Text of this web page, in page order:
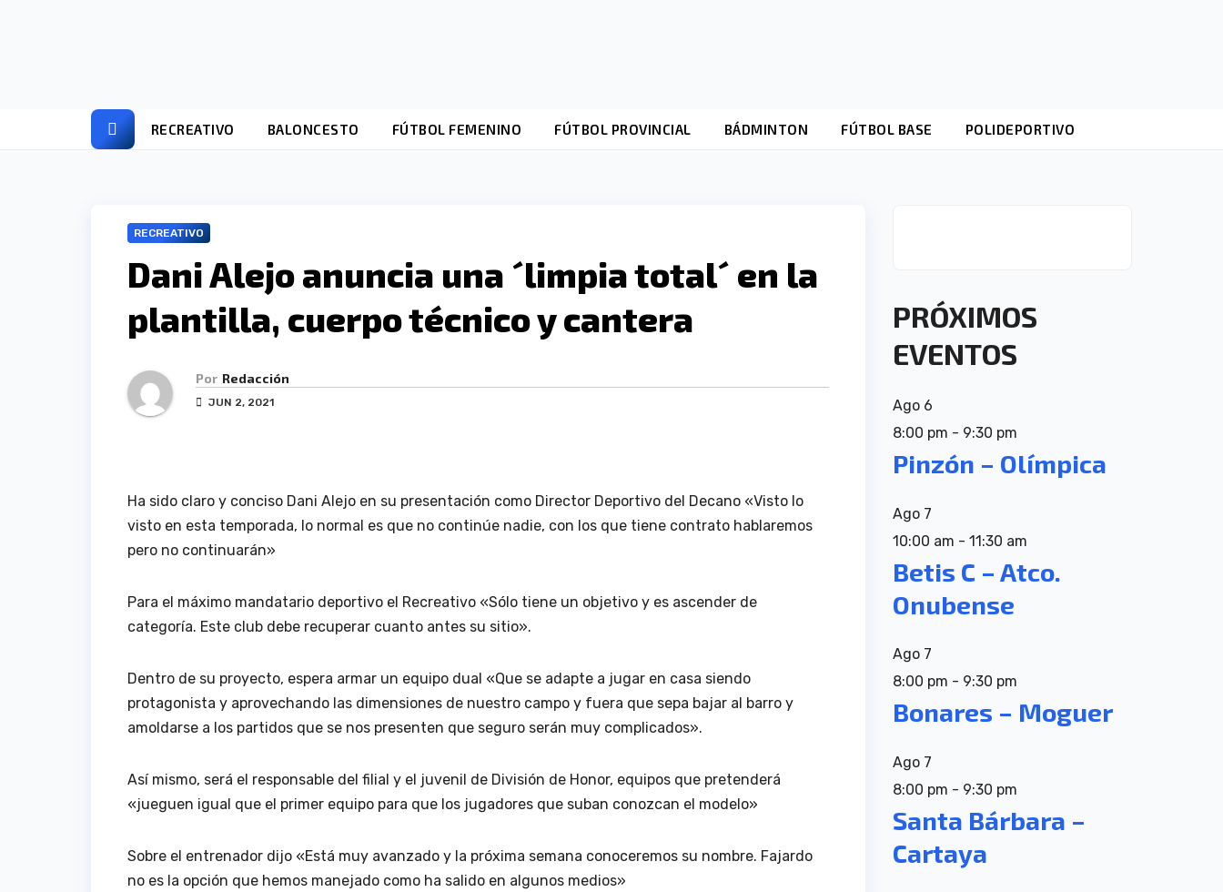
RECREATIVO BALONCESTO FÚTBOL FEMENINO FÚTBOL PROVINCIAL BÁDMINTON FÚTBOL BASE POLIDEPORTIVO
RECREATIVO
Dani Alejo anuncia una ´limpia total´ en la
plantilla, cuerpo técnico y cantera
Por Redacción
JUN 2, 2021
Ha sido claro y conciso Dani Alejo en su presentación como Director Deportivo del Decano «Visto lo
visto en esta temporada, lo normal es que no continúe nadie, con los que tiene contrato hablaremos
pero no continuarán»
Para el máximo mandatario deportivo el Recreativo «Sólo tiene un objetivo y es ascender de
categoría. Este club debe recuperar cuanto antes su sitio».
Dentro de su proyecto, espera armar un equipo dual «Que se adapte a jugar en casa siendo
protagonista y aprovechando las dimensiones de nuestro campo y fuera que sepa bajar al barro y
amoldarse a los partidos que se nos presenten que seguro serán muy complicados».
Así mismo, será el responsable del filial y el juvenil de División de Honor, equipos que pretenderá
«jueguen igual que el primer equipo para que los jugadores que suban conozcan el modelo»
Sobre el entrenador dijo «Está muy avanzado y la próxima semana conoceremos su nombre. Fajardo
no es la opción que hemos manejado como ha salido en algunos medios»
PRÓXIMOS
EVENTOS
Ago 6
8:00 pm - 9:30 pm
Pinzón – Olímpica
Ago 7
10:00 am - 11:30 am
Betis C – Atco.
Onubense
Ago 7
8:00 pm - 9:30 pm
Bonares – Moguer
Ago 7
8:00 pm - 9:30 pm
Santa Bárbara –
Cartaya